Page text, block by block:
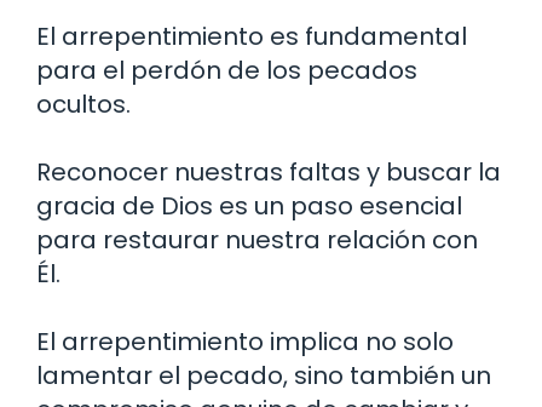
El arrepentimiento es fundamental
para el perdón de los pecados
ocultos.
Reconocer nuestras faltas y buscar la
gracia de Dios es un paso esencial
para restaurar nuestra relación con
Él.
El arrepentimiento implica no solo
lamentar el pecado, sino también un